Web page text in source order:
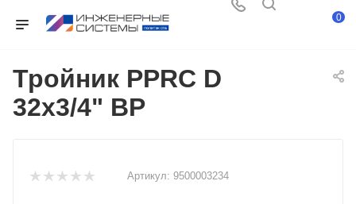
0
Тройник PPRC D
32х3/4" ВР
Артикул: 9500003234